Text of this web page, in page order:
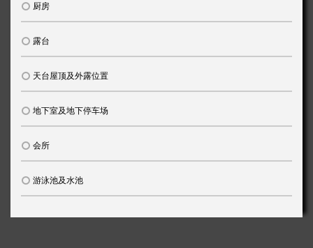
厨房
露台
天台屋顶及外露位置
地下室及地下停车场
会所
游泳池及水池